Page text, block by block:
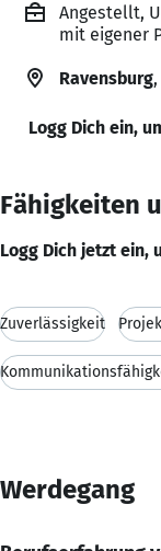
Angestellt,
mit eigener
Ravensburg
Logg Dich ein,
Fähigkeiten
Logg Dich jetzt ein,
Zuverlässigkeit
Werdegang